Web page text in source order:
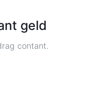
geld
contant.